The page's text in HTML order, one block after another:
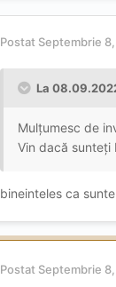
Postat Septembrie
La
Mulțumesc de
Vin dacă sunteți
bineinteles ca
Postat Septembrie